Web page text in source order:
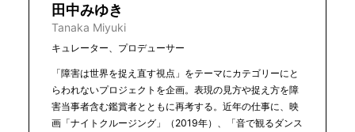
田中みゆき
Tanaka Miyuki
キュレーター、プロデューサー
「障害は世界を捉え直す視点」をテーマにカテゴリーにと
らわれないプロジェクトを企画。表現の見方や捉え方を障
害当事者含む鑑賞者とともに再考する。近年の仕事に、映
画「ナイトクルージング」（2019年）、「音で観るダンス